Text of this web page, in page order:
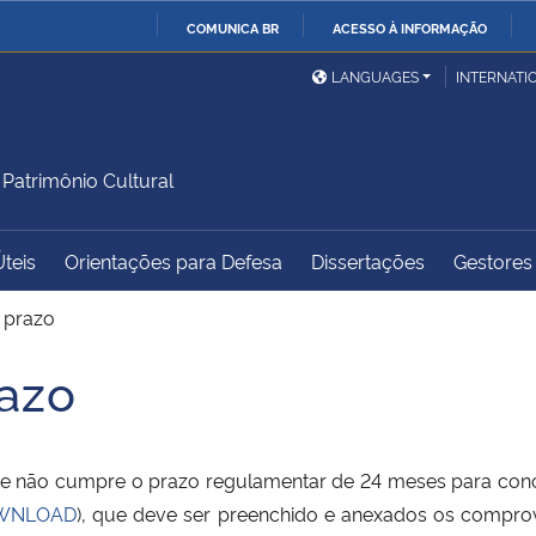
COMUNICA BR ACESSO À INFORMAÇÃO
Ministério da Defesa
Ministério das Relações
Exteriores
Ministério do
Controladoria-Geral da
Advocacia-Geral da União
LANGUAGES
Cultural
Orientações para Defesa Dissertações
cumpre o prazo regulamentar de 24 meses para
), que deve ser preenchido e anexados os